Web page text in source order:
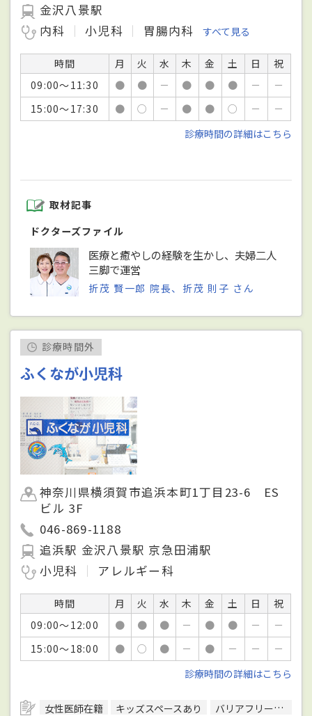
金沢八景駅
内科
小児科 胃腸内科 すべて見る
時間 月 火 水 木 金 土 日
祝
09:00～11:30
● ● － ● ● ● －
－
15:00～17:30
● ○ － ● ● ○ －
－
診療時間の詳細はこちら
取材記事
ドクターズファイル
医療と癒やしの経験を生かし、夫婦二人
三脚で運営
折茂 賢一郎 院長、折茂 則子 さん
診療時間外
ふくなが小児科
神奈川県横須賀市追浜本町1丁目23-6 ES
ビル 3F
046-869-1188
追浜駅 金沢八景駅 京急田浦駅
小児科
アレルギー科
時間 月 火 水 木 金 土 日
祝
09:00～12:00
● ● ● － ● ● －
－
15:00～18:00
● ○ ● － ● － －
－
診療時間の詳細はこちら
女性医師在籍 キッズスペースあり バリアフリー対応